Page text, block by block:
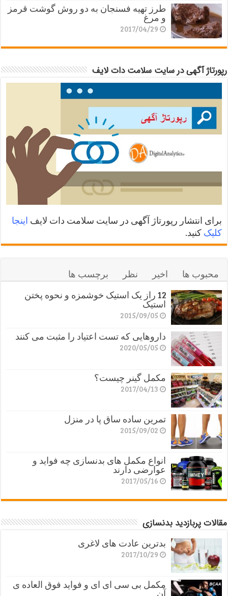
طرز تهیه فسنجان به دو روش گوشت قرمز
و مرغ
2017/04/29
رپورتاژ آگهی در سایت سلامت دات لایف
برای انتشار رپورتاژ آگهی در سایت سلامت دات لایف اینجا
کلیک کنید.
محبوب ها اخیر نظر
برچسب ها
12 راز یک استیک خوشمزه و نحوه پختن
استیک
2015/09/05
داروهایی که تست اعتیاد را مثبت می کنند
2020/05/05
مکمل گینر چیست؟
2017/04/13
تمرین ساده ساق پا در منزل
2015/09/02
انواع مکمل های بدنسازی چه فواید و
عوارضی دارند
2017/05/16
مقالات پربازدید بدنسازی
بدترین عادت های لاغری
2017/10/29
مکمل بی سی ای ای و فواید فوق العاده ی
آن